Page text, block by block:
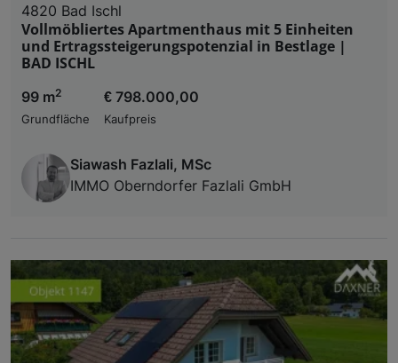
4820 Bad Ischl
Vollmöbliertes Apartmenthaus mit 5 Einheiten
und Ertragssteigerungspotenzial in Bestlage |
BAD ISCHL
99 m2
Grundfläche
€ 798.000,00
Kaufpreis
Siawash Fazlali, MSc
IMMO Oberndorfer Fazlali GmbH